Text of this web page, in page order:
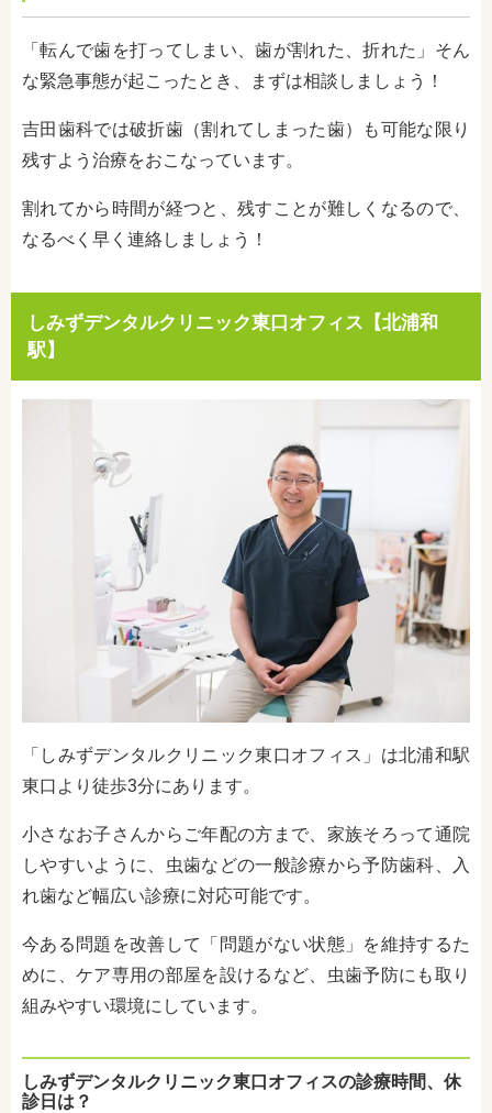
「転んで歯を打ってしまい、歯が割れた、折れた」そん
な緊急事態が起こったとき、まずは相談しましょう！
吉田歯科では破折歯（割れてしまった歯）も可能な限り
残すよう治療をおこなっています。
割れてから時間が経つと、残すことが難しくなるので、
なるべく早く連絡しましょう！
しみずデンタルクリニック東口オフィス【北浦和
駅】
「しみずデンタルクリニック東口オフィス」は北浦和駅
東口より徒歩3分にあります。
小さなお子さんからご年配の方まで、家族そろって通院
しやすいように、虫歯などの一般診療から予防歯科、入
れ歯など幅広い診療に対応可能です。
今ある問題を改善して「問題がない状態」を維持するた
めに、ケア専用の部屋を設けるなど、虫歯予防にも取り
組みやすい環境にしています。
しみずデンタルクリニック東口オフィスの診療時間、休
診日は？